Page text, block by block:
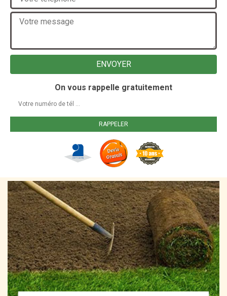
On vous rappelle gratuitement